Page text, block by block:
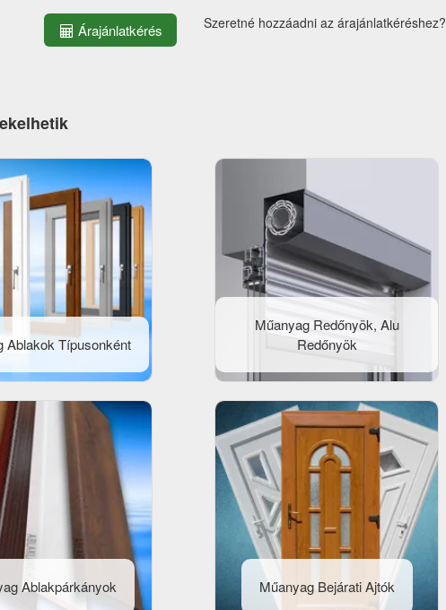
Árajánlatkérés Szeretné hozzáadni az árajánlatkéréshez?
Ablakok Típusonként
Műanyag Redőnyök, Alu
Redőnyök
Ablakpárkányok Műanyag Bejárati Ajtók